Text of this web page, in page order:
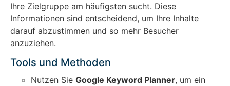
Ihre Zielgruppe am häufigsten sucht. Diese
Informationen sind entscheidend, um Ihre Inhalte
darauf abzustimmen und so mehr Besucher
anzuziehen.
Tools und Methoden
Nutzen Sie Google Keyword Planner, um ein